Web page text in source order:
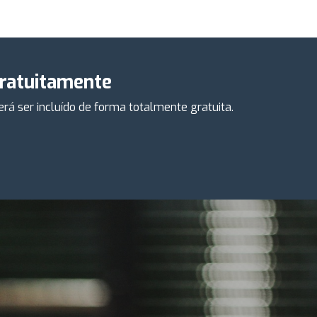
ser incluído de forma totalmente gratuita.